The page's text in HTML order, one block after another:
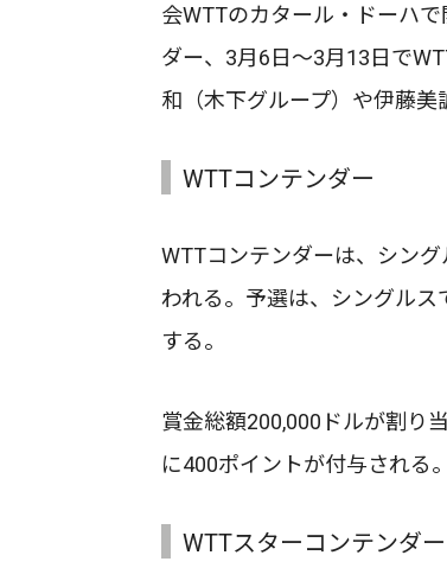
会WTTのカタール・ドーハ
ダー、3月6日～3月13日で
和（木下グループ）や伊藤美
WTTコンテンダー
WTTコンテンダーは、シン
われる。予選は、シングル
する。
賞金総額200,000ドルが割り
に400ポイントが付与される。
WTTスターコンテンダー